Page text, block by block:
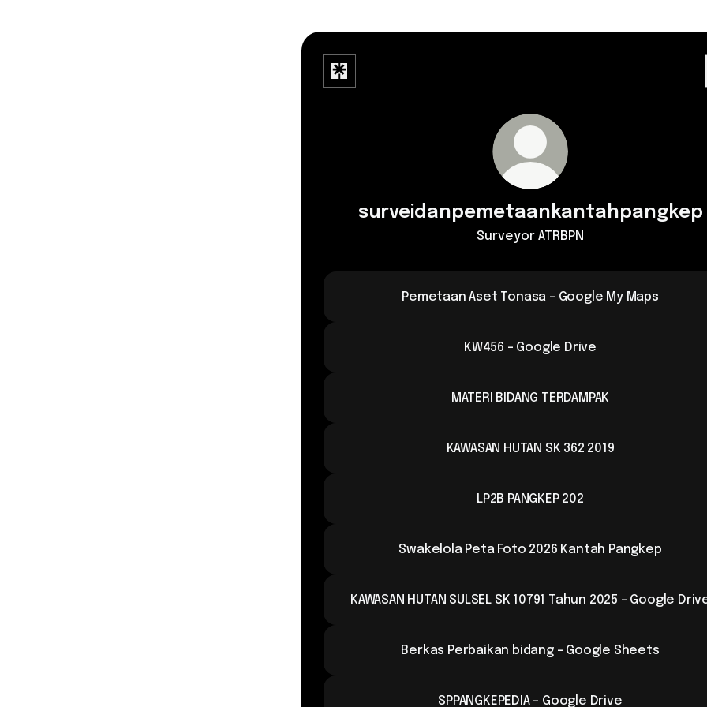
surveidanpemetaankantahpangkep
Surveyor ATRBPN
Pemetaan Aset Tonasa - Google My Maps
KW456 - Google Drive
MATERI BIDANG TERDAMPAK
KAWASAN HUTAN SK 362 2019
LP2B PANGKEP 202
Swakelola Peta Foto 2026 Kantah Pangkep
KAWASAN HUTAN SULSEL SK 10791 Tahun 2025 - Google
Berkas Perbaikan bidang - Google Sheets
SPPANGKEPEDIA - Google Drive